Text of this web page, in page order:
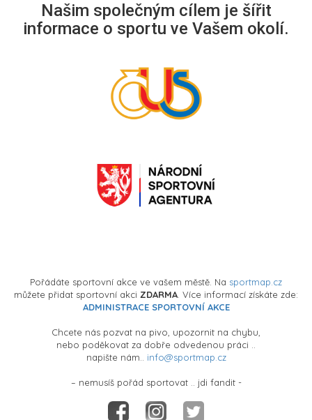
Našim společným cílem je šířit
informace o sportu ve Vašem okolí.
Pořádáte sportovní akce ve vašem městě. Na sportmap.cz
můžete přidat sportovní akci ZDARMA . Více informací získáte zde:
ADMINISTRACE SPORTOVNÍ AKCE
Chcete nás pozvat na pivo, upozornit na chybu,
nebo poděkovat za dobře odvedenou práci ..
napište nám.. info@sportmap.cz
– nemusíš pořád sportovat .. jdi fandit -